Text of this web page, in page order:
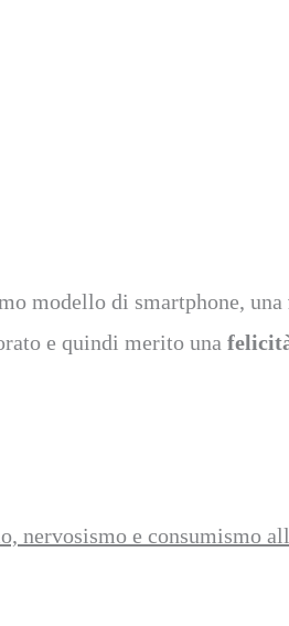
modello di smartphone, una
e quindi merito una
nervosismo e consumismo